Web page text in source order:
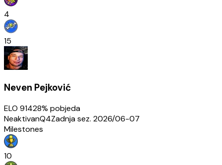
4
15
Neven Pejković
ELO 91428% pobjeda
NeaktivanQ4Zadnja sez. 2026/06-07
Milestones
10